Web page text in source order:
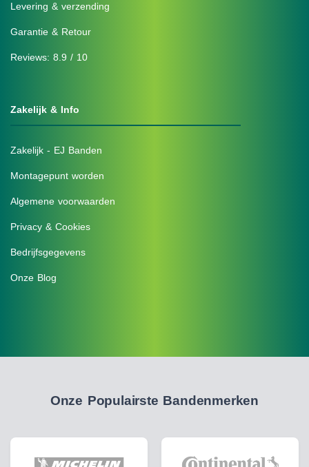
Levering & verzending
Garantie & Retour
Reviews: 8.9 / 10
Zakelijk & Info
Zakelijk - EJ Banden
Montagepunt worden
Algemene voorwaarden
Privacy & Cookies
Bedrijfsgegevens
Onze Blog
Onze Populairste Bandenmerken